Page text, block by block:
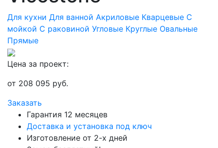
Для кухни Для ванной Акриловые Кварцевые С
мойкой С раковиной Угловые Круглые Овальные
Прямые
Цена за проект:
от 208 095 руб.
Заказать
Гарантия 12 месяцев
Доставка и установка под ключ
Изготовление от 2-х дней